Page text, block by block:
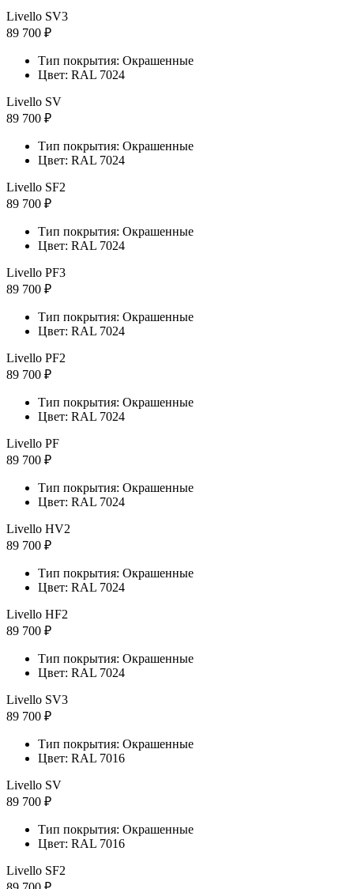
Livello SV3
89 700 ₽
Тип покрытия: Окрашенные
Цвет: RAL 7024
Livello SV
89 700 ₽
Тип покрытия: Окрашенные
Цвет: RAL 7024
Livello SF2
89 700 ₽
Тип покрытия: Окрашенные
Цвет: RAL 7024
Livello PF3
89 700 ₽
Тип покрытия: Окрашенные
Цвет: RAL 7024
Livello PF2
89 700 ₽
Тип покрытия: Окрашенные
Цвет: RAL 7024
Livello PF
89 700 ₽
Тип покрытия: Окрашенные
Цвет: RAL 7024
Livello HV2
89 700 ₽
Тип покрытия: Окрашенные
Цвет: RAL 7024
Livello HF2
89 700 ₽
Тип покрытия: Окрашенные
Цвет: RAL 7024
Livello SV3
89 700 ₽
Тип покрытия: Окрашенные
Цвет: RAL 7016
Livello SV
89 700 ₽
Тип покрытия: Окрашенные
Цвет: RAL 7016
Livello SF2